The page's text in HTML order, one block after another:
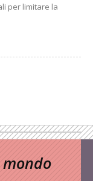
per limitare la